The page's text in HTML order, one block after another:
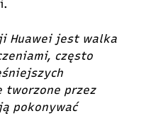
Huawei jest walka
często
tworzone przez
pokonywać